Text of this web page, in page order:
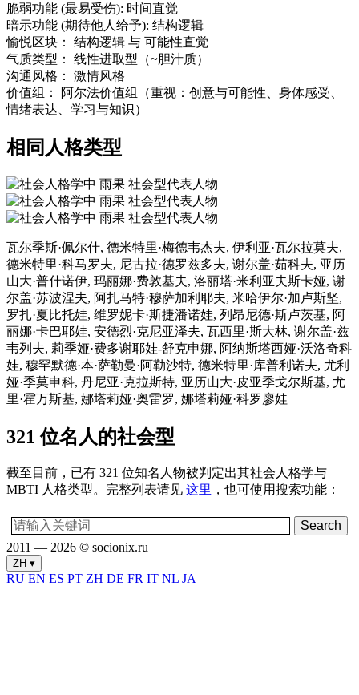
脆弱功能 (最易受伤): 时间直觉
暗示功能 (期待他人给予): 结构逻辑
愉悦区块：
结构逻辑 与 可能性直觉
气质类型：
线性进取型（~胆汁质）
沟通风格：
激情风格
价值组：
阿尔法价值组（重视：创意与可能性、身体感受、
情绪表达、学习与知识）
相同人格类型
瓦尔季斯·佩尔什, 德米特里·梅德韦杰夫, 伊利亚·瓦尔拉莫夫,
德米特里·科马罗夫, 尼古拉·德罗兹多夫, 谢尔盖·茹科夫, 亚历
山大·普什诺伊, 玛丽娜·费敦基夫, 洛丽塔·米利亚夫斯卡娅, 谢
尔盖·苏波涅夫, 阿扎马特·穆萨加利耶夫, 米哈伊尔·加卢斯坚,
罗扎·夏比托娃, 维罗妮卡·斯捷潘诺娃, 列昂尼德·斯卢茨基, 阿
丽娜·卡巴耶娃, 安德烈·克尼亚泽夫, 瓦西里·斯大林, 谢尔盖·兹
韦列夫, 莉季娅·费多谢耶娃-舒克申娜, 阿纳斯塔西娅·沃洛奇科
娃, 穆罕默德·本·萨勒曼·阿勒沙特, 德米特里·库普利诺夫, 尤利
娅·季莫申科, 丹尼亚·克拉斯特, 亚历山大·皮亚季戈尔斯基, 尤
里·霍万斯基, 娜塔莉娅·奥雷罗, 娜塔莉娅·科罗廖娃
321 位名人的社会型
截至目前，已有 321 位知名人物被判定出其社会人格学与
MBTI 人格类型。完整列表请见 这里 ，也可使用搜索功能：
2011 — 2026 © socionix.ru
ZH ▾
RU EN ES PT ZH DE FR IT NL JA